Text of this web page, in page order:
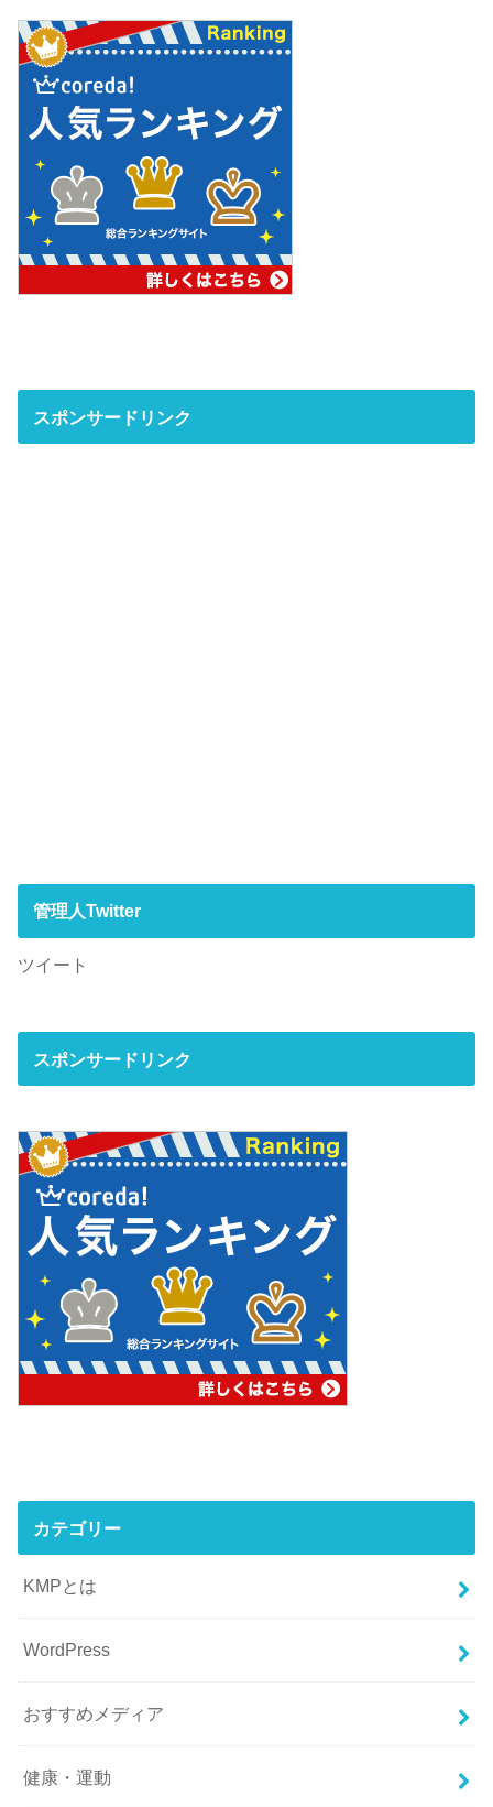
スポンサードリンク
管理人Twitter
ツイート
スポンサードリンク
カテゴリー
KMPとは
WordPress
おすすめメディア
健康・運動